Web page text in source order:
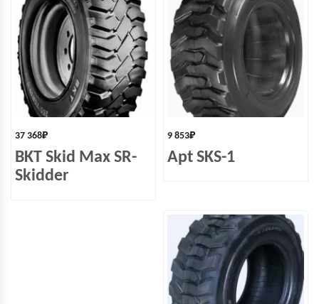
37 368₽
BKT Skid Max SR-
Skidder
9 853₽
Apt SKS-1